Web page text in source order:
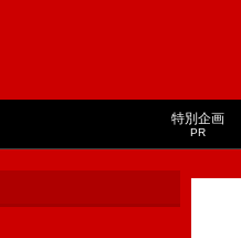
特別企画
PR